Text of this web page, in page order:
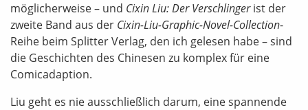
möglicherweise – und Cixin Liu: Der Verschlingerist der
zweite Band aus der Cixin-Liu-Graphic-Novel-Collection-
Reihe beim Splitter Verlag, den ich gelesen habe – sind
die Geschichten des Chinesen zu komplex für eine
Comicadaption.
Liu geht es nie ausschließlich darum, eine spannende